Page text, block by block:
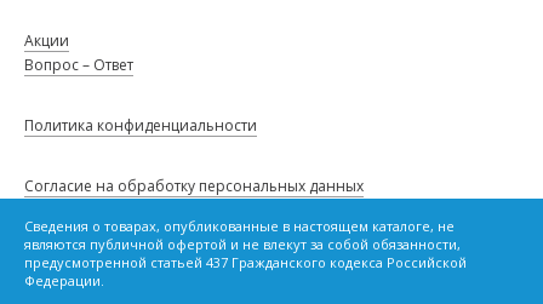
Сведения о товарах, опубликованные в настоящем каталоге, не
являются публичной офертой и не влекут за собой обязанности,
предусмотренной статьей 437 Гражданского кодекса Российской
Федерации.
Акции
Вопрос – Ответ
Политика конфиденциальности
Согласие на обработку персональных данных
Политику в отношении файлов cookie